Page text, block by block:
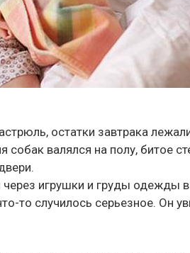
остатки завтрака
собак валялся на полу, битое
игрушки и груды одежды в
то случилось серьезное. Он